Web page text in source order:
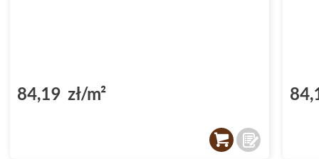
84,19 zł/m²